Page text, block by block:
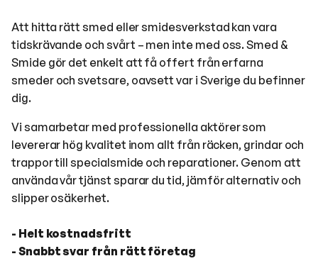
Att hitta rätt smed eller smidesverkstad kan vara
tidskrävande och svårt – men inte med oss. Smed &
Smide gör det enkelt att få offert från erfarna
smeder och svetsare, oavsett var i Sverige du befinner
dig.
Vi samarbetar med professionella aktörer som
levererar hög kvalitet inom allt från räcken, grindar och
trappor till specialsmide och reparationer. Genom att
använda vår tjänst sparar du tid, jämför alternativ och
slipper osäkerhet.
- Helt kostnadsfritt
- Snabbt svar från rätt företag